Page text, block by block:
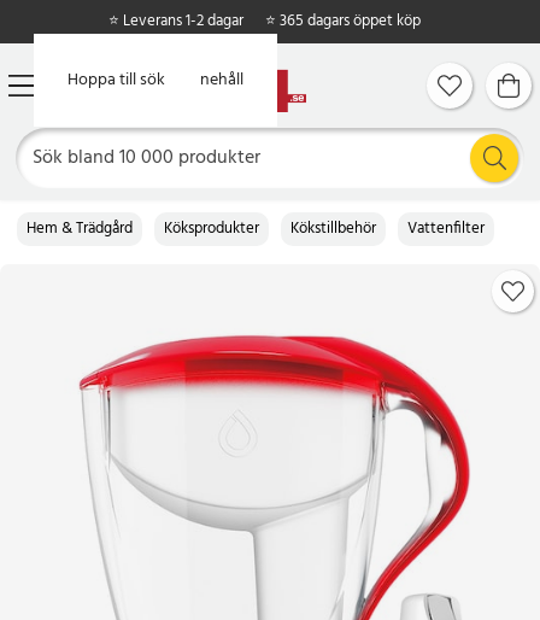
Hoppa till huvudinnehåll
Hoppa till sök
⭐ Leverans 1-2 dagar ⭐ 365 dagars öppet köp
Hem & Trädgård Köksprodukter Kökstillbehör Vattenfilter